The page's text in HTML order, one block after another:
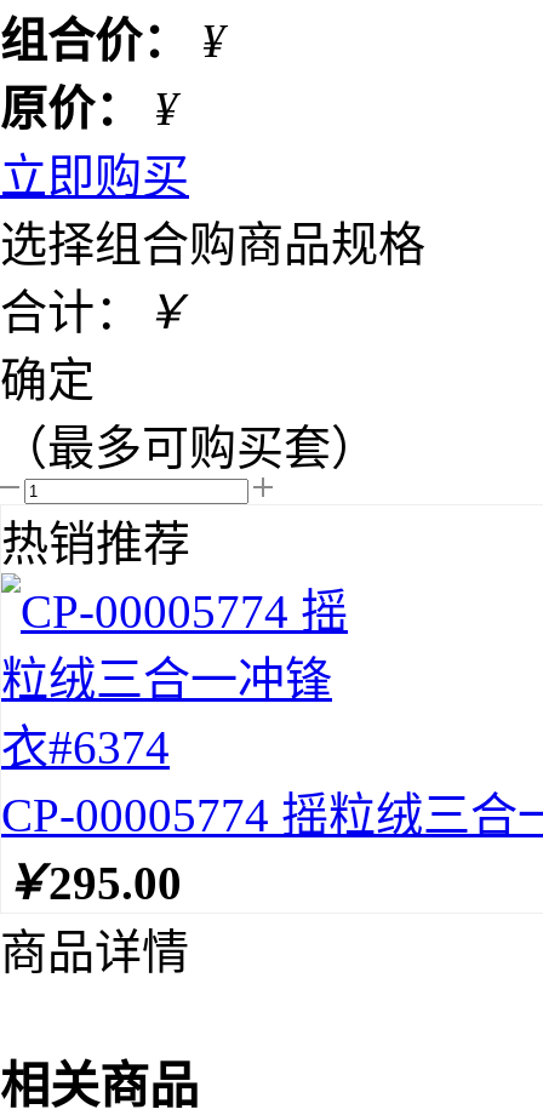
组合价： ¥
原价： ¥
立即购买
选择组合购商品规格
合计：
￥
确定
（最多可购买套）
热销推荐
CP-00005774 摇粒绒三合
￥295.00
商品详情
相关商品